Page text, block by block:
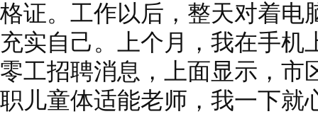
格证。工作以后，整天对着电
充实自己。上个月，我在手机
零工招聘消息，上面显示，市
职儿童体适能老师，我一下就